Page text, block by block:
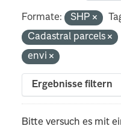
Formate: SHP
Cadastral parcels
envi
Ergebnisse filtern
Bitte versuch es mit